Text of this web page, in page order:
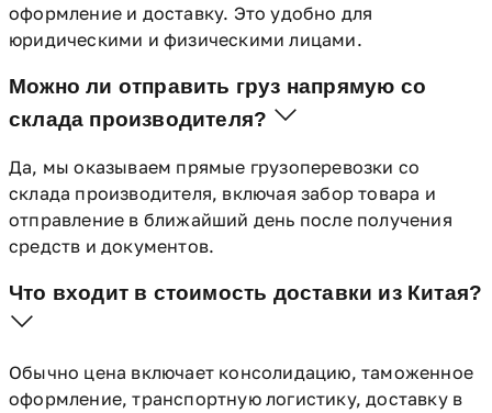
оформление и доставку. Это удобно для
юридическими и физическими лицами.
Можно ли отправить груз напрямую со
склада производителя?
Да, мы оказываем прямые грузоперевозки со
склада производителя, включая забор товара и
отправление в ближайший день после получения
средств и документов.
Что входит в стоимость доставки из Китая?
Обычно цена включает консолидацию, таможенное
оформление, транспортную логистику, доставку в